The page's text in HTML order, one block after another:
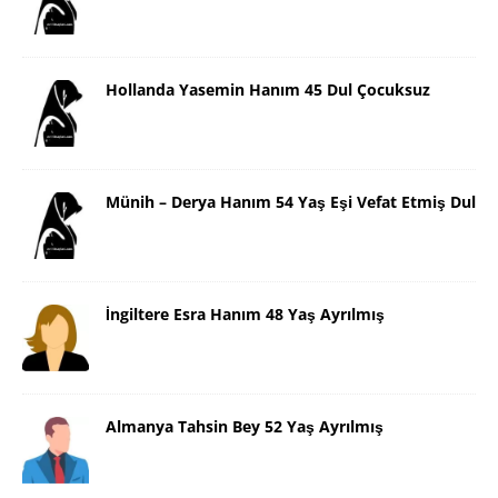
Hollanda Yasemin Hanım 45 Dul Çocuksuz
Münih – Derya Hanım 54 Yaş Eşi Vefat Etmiş Dul
İngiltere Esra Hanım 48 Yaş Ayrılmış
Almanya Tahsin Bey 52 Yaş Ayrılmış